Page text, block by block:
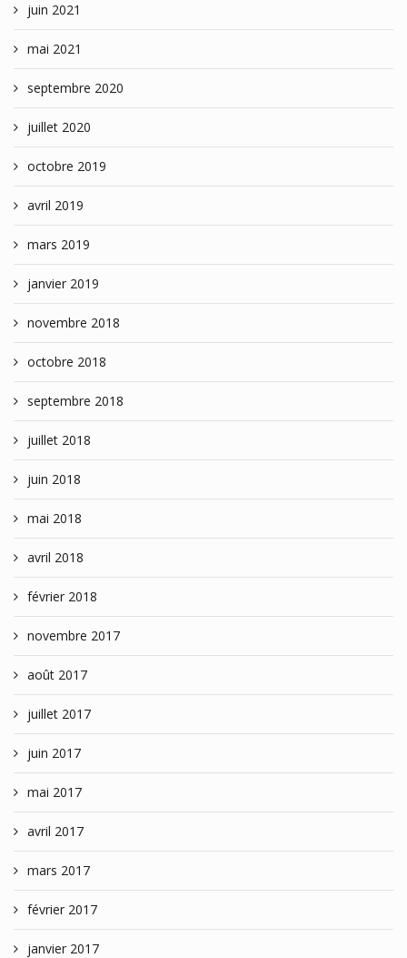
juin 2021
mai 2021
septembre 2020
juillet 2020
octobre 2019
avril 2019
mars 2019
janvier 2019
novembre 2018
octobre 2018
septembre 2018
juillet 2018
juin 2018
mai 2018
avril 2018
février 2018
novembre 2017
août 2017
juillet 2017
juin 2017
mai 2017
avril 2017
mars 2017
février 2017
janvier 2017